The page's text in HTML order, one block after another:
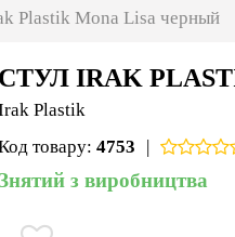
Irak Plastik
Знятий з виробництва